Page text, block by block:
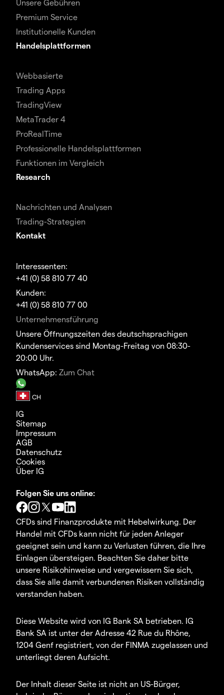
Unsere Gebühren
Premium Service
Institutionelle Kunden
Handelsplattformen
Webbasierte
Trading Apps
TradingView
MetaTrader 4
ProRealTime
Professionelle Handelsplattformen
Funktionen im Vergleich
Research
Nachrichten und Analysen
Trading-Strategien
Kontakt
Interessenten:
+41 (0) 58 810 77 40
Kunden:
+41 (0) 58 810 77 00
Unternehmensführung
Unsere Öffnungszeiten des deutschsprachigen
Kundenservices sind Montag-Freitag von 08:30-
20:00 Uhr.
WhatsApp: Zum Chat
IG
Sitemap
Impressum
AGB
Datenschutz
Cookies
Über IG
Folgen Sie uns online:
CFDs sind Finanzprodukte mit Hebelwirkung. Der
Handel mit CFDs kann nicht für jeden Anleger
geeignet sein und kann zu Verlusten führen, die Ihre
Einlagen übersteigen. Beachten Sie daher bitte
unsere Risikohinweise und vergewissern Sie sich,
dass Sie alle damit verbundenen Risiken vollständig
verstanden haben.
Diese Website wird von IG Bank SA betrieben. IG
Bank SA ist unter der Adresse 42 Rue du Rhône,
1204 Genf registriert, von der FINMA zugelassen und
unterliegt deren Aufsicht.
Der Inhalt dieser Seite ist nicht an US-Bürger,